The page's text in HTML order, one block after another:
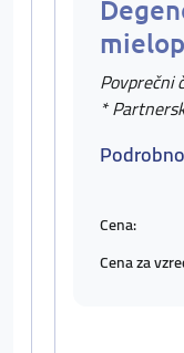
Povprečni
*
Podrobno
Cena:
Cena za